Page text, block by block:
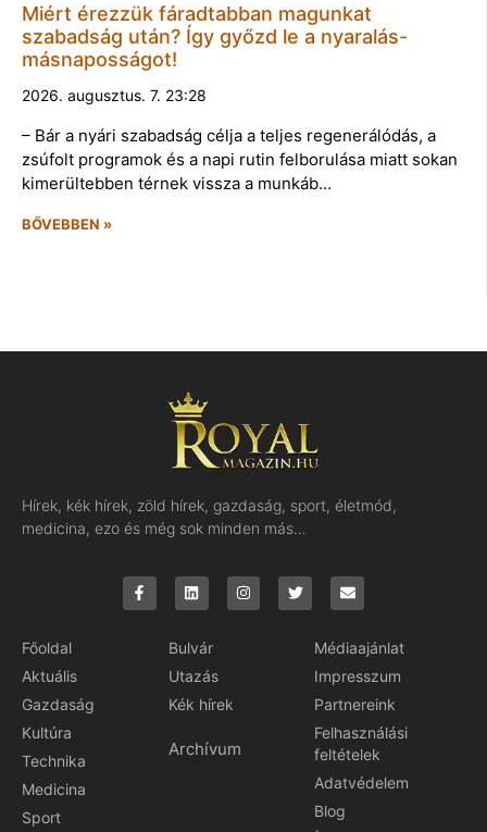
Miért érezzük fáradtabban magunkat
szabadság után? Így győzd le a nyaralás-
másnaposságot!
2026. augusztus. 7. 23:28
– Bár a nyári szabadság célja a teljes regenerálódás, a
zsúfolt programok és a napi rutin felborulása miatt sokan
kimerültebben térnek vissza a munkáb…
BŐVEBBEN »
Hírek, kék hírek, zöld hírek, gazdaság, sport, életmód,
medicina, ezo és még sok minden más…
Főoldal
Aktuális
Gazdaság
Kultúra
Technika
Medicina
Sport
Bulvár
Utazás
Kék hírek
Archívum
Médiaajánlat
Impresszum
Partnereink
Felhasználási
feltételek
Adatvédelem
Blog